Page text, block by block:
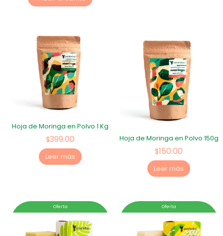
Hoja de Moringa en Polvo 1 Kg
$399.00
Leer más
Hoja de Moringa en Polvo 150g
$150.00
Leer más
Oferta Oferta